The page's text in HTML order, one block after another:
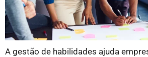
A gestão de habilidades ajuda